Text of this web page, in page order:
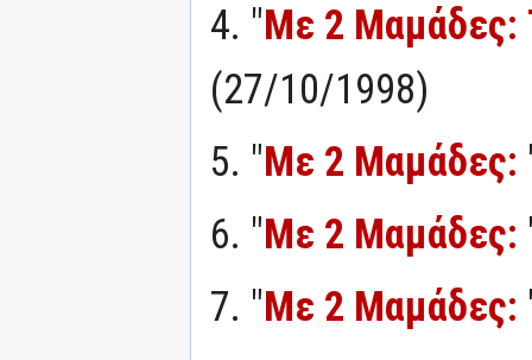
4. "Με 2 Μαμάδες:
(27/10/1998)
5. "Με 2 Μαμάδες:
6. "Με 2 Μαμάδες:
7. "Με 2 Μαμάδες: